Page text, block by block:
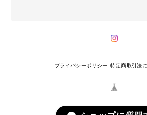
プライバシーポリシー 特定商取引法